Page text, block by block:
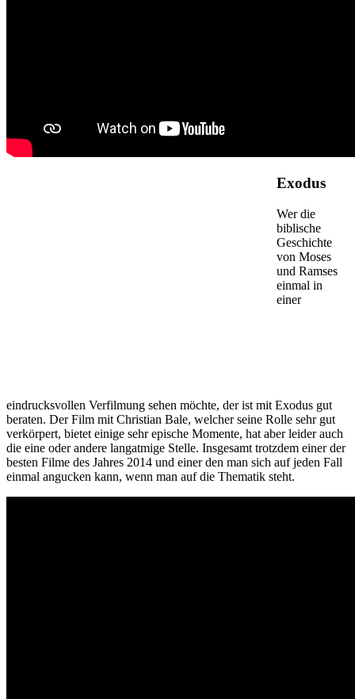
Exodus
Wer die
biblische
Geschichte
von Moses
und Ramses
einmal in
einer
eindrucksvollen Verfilmung sehen möchte, der ist mit Exodus gut
beraten. Der Film mit Christian Bale, welcher seine Rolle sehr gut
verkörpert, bietet einige sehr epische Momente, hat aber leider auch
die eine oder andere langatmige Stelle. Insgesamt trotzdem einer der
besten Filme des Jahres 2014 und einer den man sich auf jeden Fall
einmal angucken kann, wenn man auf die Thematik steht.